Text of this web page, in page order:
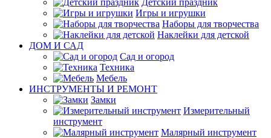
Детский праздник
Игры и игрушки
Наборы для творчества
Наклейки для детской
ДОМ И САД
Сад и огород
Техника
Мебель
ИНСТРУМЕНТЫ И РЕМОНТ
Замки
Измерительный
инструмент
Малярный инструмент